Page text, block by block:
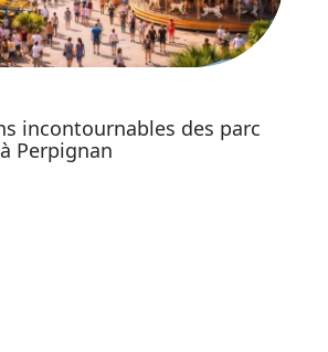
incontournables des parc
Perpignan